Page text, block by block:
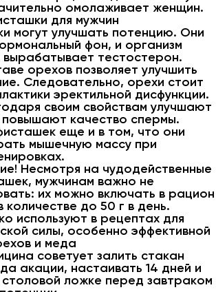
омолаживает женщин.
для мужчин
могут улучшать потенцию. Они
фон, и организм
тестостерон.
орехов позволяет улучшить
Следовательно, орехи стоит
эректильной дисфункции.
своим свойствам улучшают
повышают качество спермы.
еще и в том, что они
мышечную массу при
Несмотря на чудодейственные
мужчинам важно не
их можно включать в рацион
количестве до 50 г в день.
используют в рецептах для
силы, особенно эффективной
и меда
советует залить стакан
акации, настаивать 14 дней и
столовой ложке перед завтраком